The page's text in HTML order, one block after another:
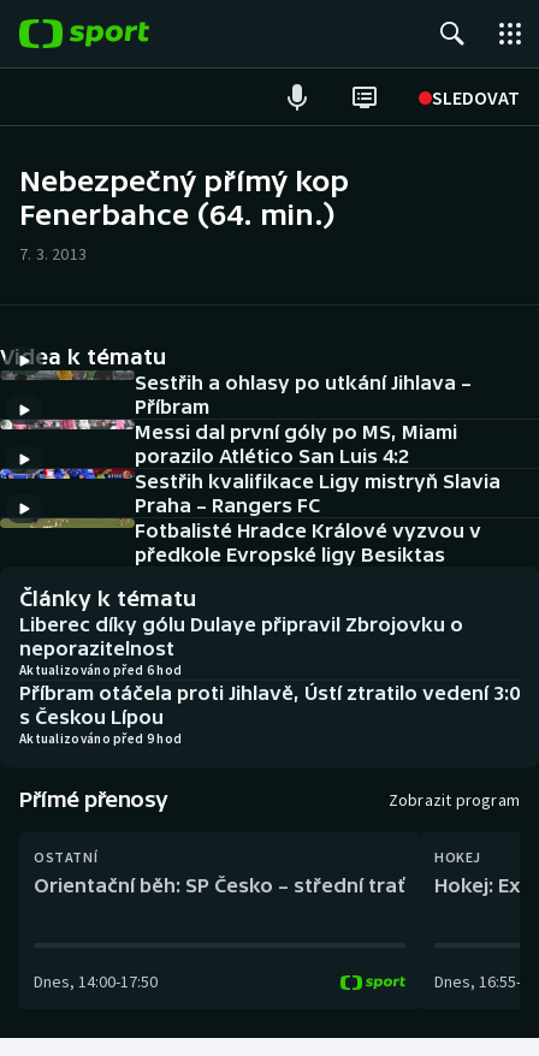
SLEDOVAT
Hokej
Cyklistika
DALŠÍ SPORTY
Americký fotbal
Baseball a softbal
Basketbal
Biatlon
Boby a skeleton
Box
Curling
NEPŘEHLÉDNĚTE
Historické návraty
Aplikace ČT sport
AZ kvíz
Nebezpečný přímý kop
Fenerbahce (64. min.)
7. 3. 2013
Videa k tématu
Sestřih a ohlasy po utkání Jihlava –
Příbram
Messi dal první góly po MS, Miami
porazilo Atlético San Luis 4:2
Sestřih kvalifikace Ligy mistryň Slavia
Praha – Rangers FC
Fotbalisté Hradce Králové vyzvou v
předkole Evropské ligy Besiktas
Články k tématu
Liberec díky gólu Dulaye připravil Zbrojovku o
neporazitelnost
Aktualizováno před 6 hod
Příbram otáčela proti Jihlavě, Ústí ztratilo vedení 3:0
s Českou Lípou
Aktualizováno před 9 hod
Přímé přenosy Zobrazit program
OSTATNÍ
Orientační běh: SP Česko – střední trať
Dnes, 14:00-17:50
HOKEJ
Hokej:
Dnes, 16:55-